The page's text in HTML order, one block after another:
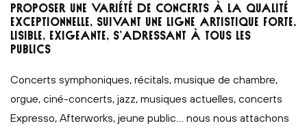
PROPOSER UNE VARIÉTÉ DE CONCERTS À LA QUALITÉ
EXCEPTIONNELLE, SUIVANT UNE LIGNE ARTISTIQUE FORTE,
LISIBLE, EXIGEANTE, S’ADRESSANT À TOUS LES
PUBLICS
Concerts symphoniques, récitals, musique de chambre,
orgue, ciné-concerts, jazz, musiques actuelles, concerts
Expresso, Afterworks, jeune public… nous nous attachons